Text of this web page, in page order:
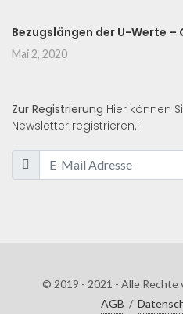
Bezugslängen der U-Werte –
Mai 2, 2020
Zur Registrierung Hier können
Newsletter registrieren.:
© 2019 - 2021 - Alle Rechte
AGB /